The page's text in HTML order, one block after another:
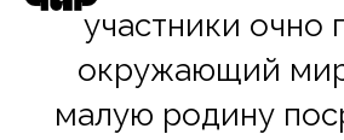
участники очно
окружающий
малую родину